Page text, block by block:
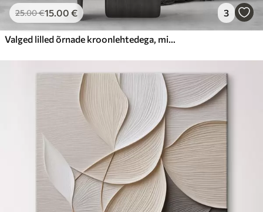
25.00€15.00 € 3
Valged lilled õrnade kroonlehtedega, mis on paigutatud kauni lillemustriga heledal taustal